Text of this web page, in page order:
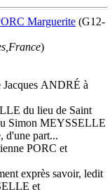
Marguerite (G12-
)
ANDRÉ à
du lieu de Saint
Simon MEYSSELLE
d'une part...
PORC et
exprès savoir, ledit
et